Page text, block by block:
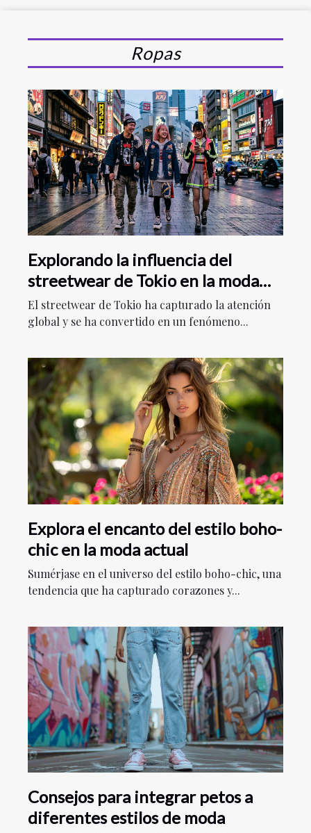
Ropas
Explorando la influencia del
streetwear de Tokio en la moda
global
El streetwear de Tokio ha capturado la atención
global y se ha convertido en un fenómeno...
Explora el encanto del estilo boho-
chic en la moda actual
Sumérjase en el universo del estilo boho-chic, una
tendencia que ha capturado corazones y...
Consejos para integrar petos a
diferentes estilos de moda